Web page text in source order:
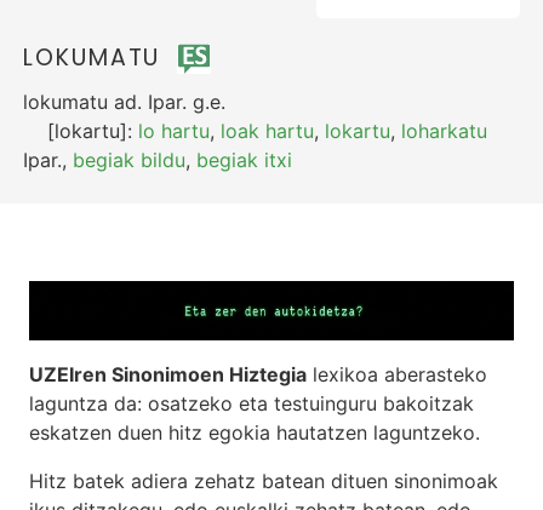
LOKUMATU
lokumatu ad. Ipar. g.e.
[lokartu]: lo hartu, loak hartu, lokartu, loharkatu
Ipar., begiak bildu, begiak itxi
UZEIren Sinonimoen Hiztegia lexikoa aberasteko
laguntza da: osatzeko eta testuinguru bakoitzak
eskatzen duen hitz egokia hautatzen laguntzeko.
Hitz batek adiera zehatz batean dituen sinonimoak